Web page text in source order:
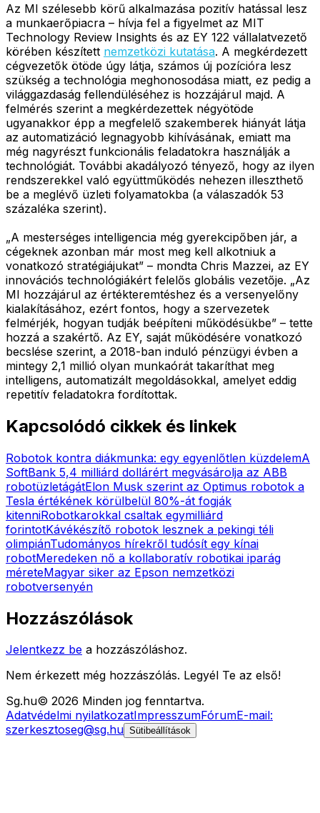
Az MI szélesebb körű alkalmazása pozitív hatással lesz
a munkaerőpiacra – hívja fel a figyelmet az MIT
Technology Review Insights és az EY 122 vállalatvezető
körében készített nemzetközi kutatása. A megkérdezett
cégvezetők ötöde úgy látja, számos új pozícióra lesz
szükség a technológia meghonosodása miatt, ez pedig a
világgazdaság fellendüléséhez is hozzájárul majd. A
felmérés szerint a megkérdezettek négyötöde
ugyanakkor épp a megfelelő szakemberek hiányát látja
az automatizáció legnagyobb kihívásának, emiatt ma
még nagyrészt funkcionális feladatokra használják a
technológiát. További akadályozó tényező, hogy az ilyen
rendszerekkel való együttműködés nehezen illeszthető
be a meglévő üzleti folyamatokba (a válaszadók 53
százaléka szerint).
„A mesterséges intelligencia még gyerekcipőben jár, a
cégeknek azonban már most meg kell alkotniuk a
vonatkozó stratégiájukat” – mondta Chris Mazzei, az EY
innovációs technológiákért felelős globális vezetője. „Az
MI hozzájárul az értékteremtéshez és a versenyelőny
kialakításához, ezért fontos, hogy a szervezetek
felmérjék, hogyan tudják beépíteni működésükbe” – tette
hozzá a szakértő. Az EY, saját működésére vonatkozó
becslése szerint, a 2018-ban induló pénzügyi évben a
mintegy 2,1 millió olyan munkaórát takaríthat meg
intelligens, automatizált megoldásokkal, amelyet eddig
repetitív feladatokra fordítottak.
Kapcsolódó cikkek és linkek
Robotok kontra diákmunka: egy egyenlőtlen küzdelemA
SoftBank 5,4 milliárd dollárért megvásárolja az ABB
robotüzletágátElon Musk szerint az Optimus robotok a
Tesla értékének körülbelül 80%-át fogják
kitenniRobotkarokkal csaltak egymilliárd
forintotKávékészítő robotok lesznek a pekingi téli
olimpiánTudományos hírekről tudósít egy kínai
robotMeredeken nő a kollaboratív robotikai iparág
méreteMagyar siker az Epson nemzetközi
robotversenyén
Hozzászólások
Jelentkezz be a hozzászóláshoz.
Nem érkezett még hozzászólás. Legyél Te az első!
Sg.hu© 2026 Minden jog fenntartva.
Adatvédelmi nyilatkozatImpresszumFórumE-mail:
szerkesztoseg@sg.hu Sütibeállítások